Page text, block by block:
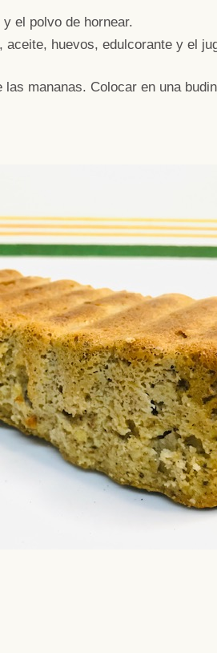
el polvo de hornear.
huevos, edulcorante y el
mananas. Colocar en una